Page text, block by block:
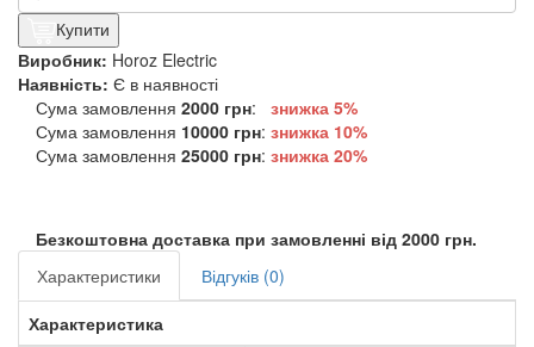
Купити
Виробник: Horoz Electric
Наявність: Є в наявності
Сума замовлення 2000 грн:
знижка 5%
Сума замовлення 10000 грн: знижка 10%
Сума замовлення 25000 грн: знижка 20%
Безкоштовна доставка при замовленні від 2000 грн.
Характеристики
Відгуків (0)
Характеристика